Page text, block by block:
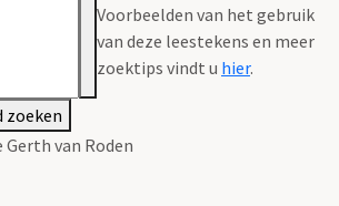
Voorbeelden van het gebruik
van deze leestekens en meer
zoektips vindt u hier.
zoeken
van Roden